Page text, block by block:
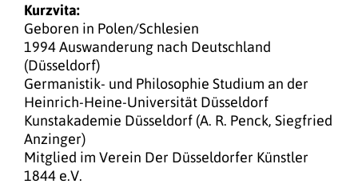
Kurzvita:
Geboren in Polen/Schlesien
1994 Auswanderung nach Deutschland
(Düsseldorf)
Germanistik- und Philosophie Studium an der
Heinrich-Heine-Universität Düsseldorf
Kunstakademie Düsseldorf (A. R. Penck, Siegfried
Anzinger)
Mitglied im Verein Der Düsseldorfer Künstler
1844 e.V.